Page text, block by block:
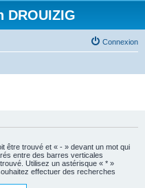
DROUIZIG
Connexion
être trouvé et « - » devant un mot qui
entre des barres verticales
Utilisez un astérisque « * »
effectuer des recherches